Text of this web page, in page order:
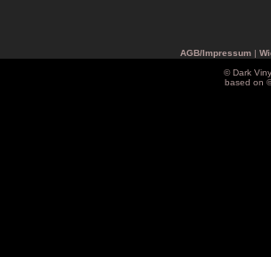
AGB/Impressum|
© Dark
based on